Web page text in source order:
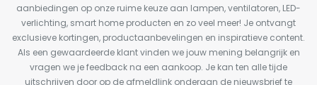
aanbiedingen op onze ruime keuze aan lampen, ventilatoren, LED-
verlichting, smart home producten en zo veel meer! Je ontvangt
exclusieve kortingen, productaanbevelingen en inspiratieve content.
Als een gewaardeerde klant vinden we jouw mening belangrijk en
vragen we je feedback na een aankoop. Je kan ten alle tijde
uitschrijven door op de afmeldlink onderaan de nieuwsbrief te